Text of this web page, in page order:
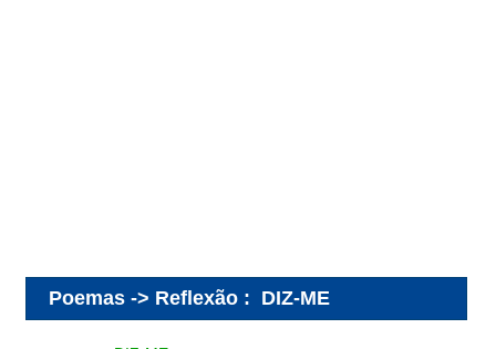
Poemas -> Reflexão : DIZ-ME